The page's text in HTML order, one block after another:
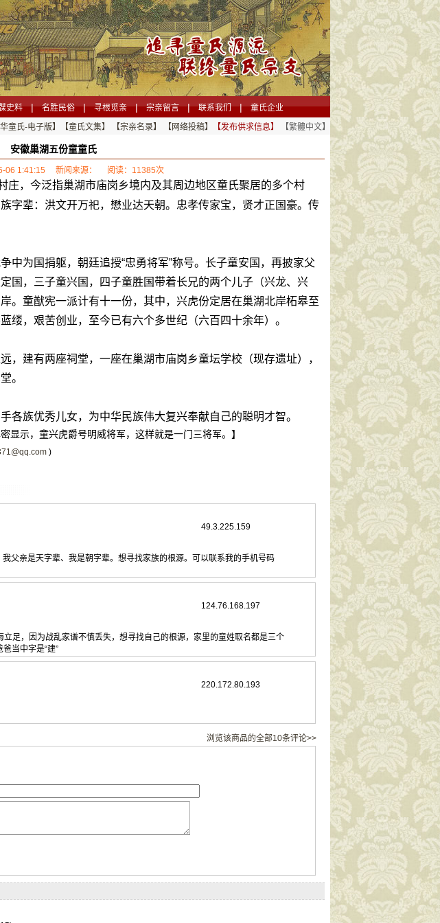
史料 | 名胜民俗 | 寻根觅亲 | 宗亲留言 | 联系我们 |
童氏企业
华童氏-电子版】 【童氏文集】 【宗亲名录】 【网络投稿】 【发布供求信息】 【繁體中文】
安徽巢湖五份童童氏
06 1:41:15 新闻来源： 阅读：11385次
庄，今泛指巢湖市庙岗乡境内及其周边地区童氏聚居的多个村
字辈：洪文开万祀，懋业达天朝。忠孝传家宝，贤才正国豪。传
为国捐躯，朝廷追授“忠勇将军”称号。长子童安国，再披家父
国，三子童兴国，四子童胜国带着长兄的两个儿子（兴龙、兴
。童猷宪一派计有十一份，其中，兴虎份定居在巢湖北岸柘皋至
缕，艰苦创业，至今已有六个多世纪（六百四十余年）。
建有两座祠堂，一座在巢湖市庙岗乡童坛学校（现存遗址），
。
族优秀儿女，为中华民族伟大复兴奉献自己的聪明才智。
示，童兴虎爵号明威将军，这样就是一门三将军。】
)
49.3.225.159
父亲是天字辈、我是朝字辈。想寻找家族的根源。可以联系我的手机号码
124.76.168.197
足，因为战乱家谱不慎丢失，想寻找自己的根源，家里的童姓取名都是三个
当中字是“建”
220.172.80.193
浏览该商品的全部10条评论>>